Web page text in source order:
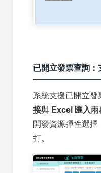
已開立發票查詢
系統支援已開立
接與 Excel 匯入兩
開發資源彈性選
打。